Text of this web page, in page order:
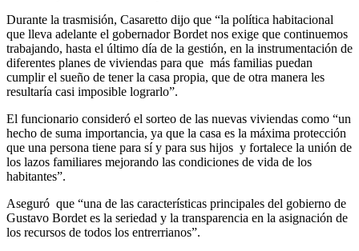
Durante la trasmisión, Casaretto dijo que “la política habitacional
que lleva adelante el gobernador Bordet nos exige que continuemos
trabajando, hasta el último día de la gestión, en la instrumentación de
diferentes planes de viviendas para que más familias puedan
cumplir el sueño de tener la casa propia, que de otra manera les
resultaría casi imposible lograrlo”.
El funcionario consideró el sorteo de las nuevas viviendas como “un
hecho de suma importancia, ya que la casa es la máxima protección
que una persona tiene para sí y para sus hijos y fortalece la unión de
los lazos familiares mejorando las condiciones de vida de los
habitantes”.
Aseguró que “una de las características principales del gobierno de
Gustavo Bordet es la seriedad y la transparencia en la asignación de
los recursos de todos los entrerrianos”.